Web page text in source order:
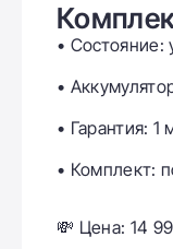
Дисплей
• Состояние:
•
• Гарантия: 1
• Комплект:
💸 Цена: 14